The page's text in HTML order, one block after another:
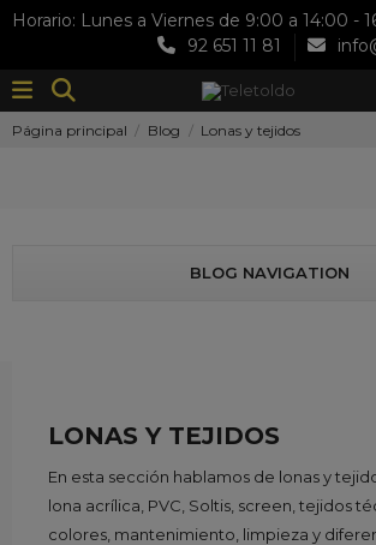
Horario: Lunes a Viernes de 9:00 a 14:00 -
92 651 11 81
Página principal Blog Lonas y tejidos
BLOG NAVIGATION
LONAS Y TEJIDOS
En esta sección hablamos de lonas y
lona acrílica, PVC, Soltis, screen, tejidos
colores, mantenimiento, limpieza y